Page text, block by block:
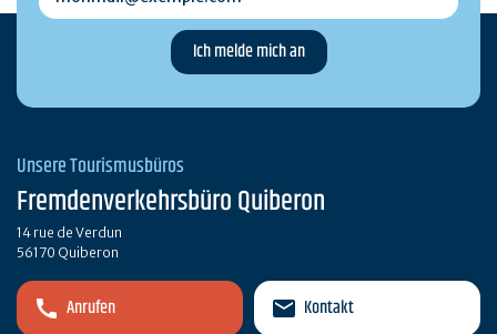
Unsere Tourismusbüros
Fremdenverkehrsbüro Quiberon
14 rue de Verdun
56170 Quiberon
Anrufen Kontakt